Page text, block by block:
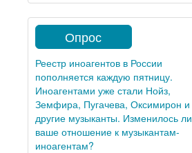
Опрос
Реестр иноагентов в России
пополняется каждую пятницу.
Иноагентами уже стали Нойз,
Земфира, Пугачева, Оксимирон и
другие музыканты. Изменилось ли
ваше отношение к музыкантам-
иноагентам?